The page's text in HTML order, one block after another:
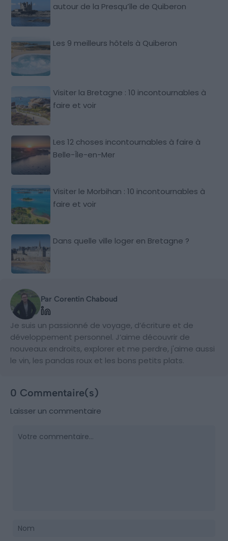
autour de la Presqu’île de Quiberon
Les 9 meilleurs hôtels à Quiberon
Visiter la Bretagne : 10 incontournables à
faire et voir
Les 12 choses incontournables à faire à
Belle-Île-en-Mer
Visiter le Morbihan : 10 incontournables à
faire et voir
Dans quelle ville loger en Bretagne ?
Par Corentin Chaboud
Je suis un passionné de voyage, d’écriture et de
développement personnel. J’aime découvrir de
nouveaux endroits, explorer et me perdre, j'aime aussi
le vin, les pandas roux et les bons petits plats.
0 Commentaire(s)
Laisser un commentaire